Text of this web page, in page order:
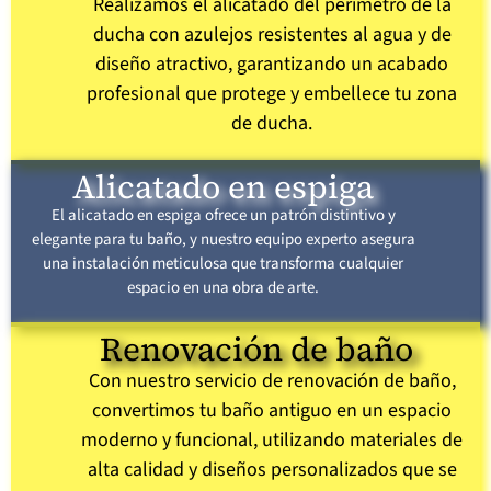
ducha con azulejos resistentes al agua y de
diseño atractivo, garantizando un acabado
profesional que protege y embellece tu zona
de ducha.
Alicatado en espiga
El alicatado en espiga ofrece un patrón distintivo y
elegante para tu baño, y nuestro equipo experto asegura
una instalación meticulosa que transforma cualquier
espacio en una obra de arte.
Renovación de baño
Con nuestro servicio de renovación de baño,
convertimos tu baño antiguo en un espacio
moderno y funcional, utilizando materiales de
alta calidad y diseños personalizados que se